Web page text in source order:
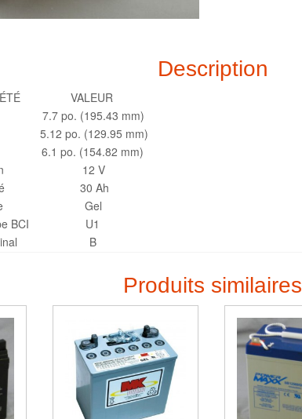
Description
VALEUR
po. (195.43 mm)
po. (129.95 mm)
po. (154.82 mm)
12 V
30 Ah
Gel
BCI U1
B
Produits similaires